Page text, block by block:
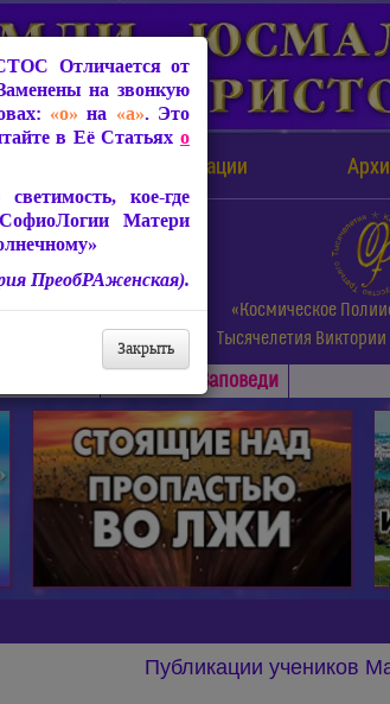
Защита от чипизации
Матери Мира.
Видео, Аудио и др.
«Космическое
Тысячелетия
Заповеди
Публикации учеников
Отличается от
на звонкую
«о» на «а». Это
в Её Статьях о
кое-где
Матери
ПреобРАженская).
Закрыть